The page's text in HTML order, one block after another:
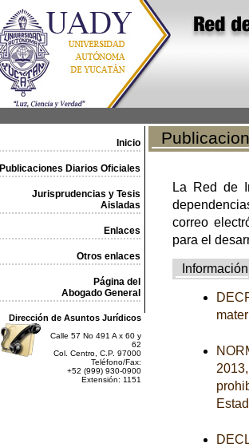
Inicio
Publicaciones Diarios Oficiales
Jurisprudencias y Tesis
Aisladas
Enlaces
Otros enlaces
Página del
Abogado General
Dirección de Asuntos Jurídicos
Calle 57 No 491 A x 60 y
62
Col. Centro, C.P. 97000
Teléfono/Fax:
+52 (999) 930-0900
Extensión: 1151
La Red de
correo
para el
Información